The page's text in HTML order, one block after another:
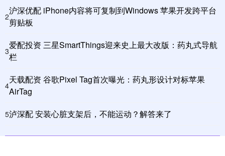
2
沪深优配 iPhone内容将可复制到Windows 苹果开发跨平台
剪贴板
3
爱配投资 三星SmartThings迎来史上最大改版：药丸式导航
栏
4
天载配资 谷歌Pixel Tag首次曝光：药丸形设计对标苹果
AirTag
5泸深配 安装心脏支架后，不能运动？解答来了